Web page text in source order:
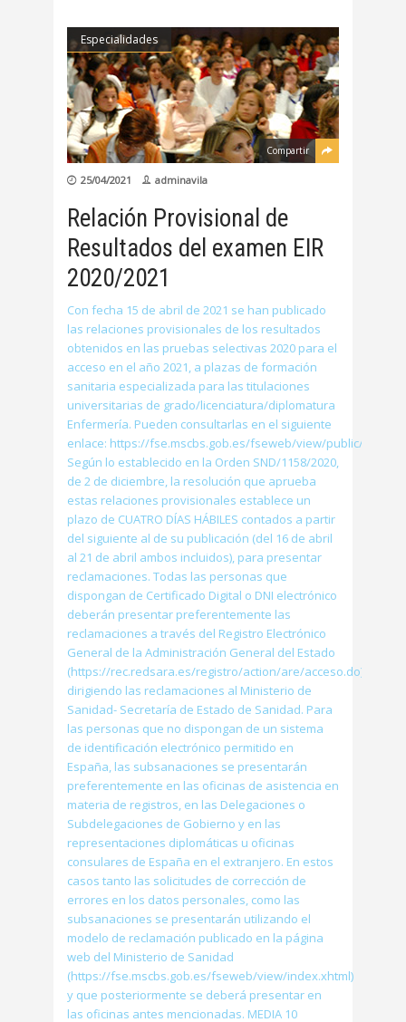
Especialidades
Compartir
25/04/2021 adminavila
Relación Provisional de
Resultados del examen EIR
2020/2021
Con fecha 15 de abril de 2021 se han publicado
las relaciones provisionales de los resultados
obtenidos en las pruebas selectivas 2020 para el
acceso en el año 2021, a plazas de formación
sanitaria especializada para las titulaciones
universitarias de grado/licenciatura/diplomatura
Enfermería. Pueden consultarlas en el siguiente
enlace: https://fse.mscbs.gob.es/fseweb/view/public/
Según lo establecido en la Orden SND/1158/2020,
de 2 de diciembre, la resolución que aprueba
estas relaciones provisionales establece un
plazo de CUATRO DÍAS HÁBILES contados a partir
del siguiente al de su publicación (del 16 de abril
al 21 de abril ambos incluidos), para presentar
reclamaciones. Todas las personas que
dispongan de Certificado Digital o DNI electrónico
deberán presentar preferentemente las
reclamaciones a través del Registro Electrónico
General de la Administración General del Estado
(https://rec.redsara.es/registro/action/are/acceso.do)
dirigiendo las reclamaciones al Ministerio de
Sanidad- Secretaría de Estado de Sanidad. Para
las personas que no dispongan de un sistema
de identificación electrónico permitido en
España, las subsanaciones se presentarán
preferentemente en las oficinas de asistencia en
materia de registros, en las Delegaciones o
Subdelegaciones de Gobierno y en las
representaciones diplomáticas u oficinas
consulares de España en el extranjero. En estos
casos tanto las solicitudes de corrección de
errores en los datos personales, como las
subsanaciones se presentarán utilizando el
modelo de reclamación publicado en la página
web del Ministerio de Sanidad
(https://fse.mscbs.gob.es/fseweb/view/index.xhtml)
y que posteriormente se deberá presentar en
las oficinas antes mencionadas. MEDIA 10